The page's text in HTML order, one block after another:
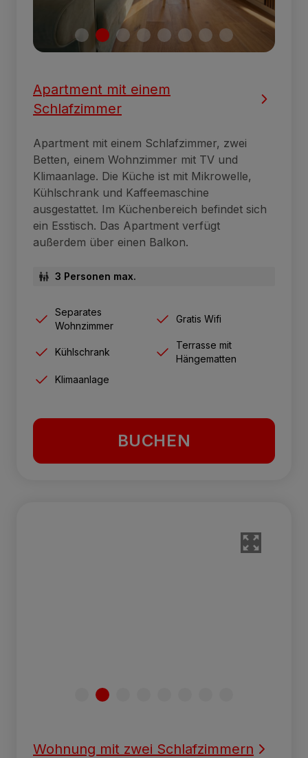
Apartment mit einem
Schlafzimmer
Apartment mit einem Schlafzimmer, zwei
Betten, einem Wohnzimmer mit TV und
Klimaanlage. Die Küche ist mit Mikrowelle,
Kühlschrank und Kaffeemaschine
ausgestattet. Im Küchenbereich befindet sich
ein Esstisch. Das Apartment verfügt
außerdem über einen Balkon.
3 Personen max.
Separates
Wohnzimmer
Gratis Wifi
Kühlschrank
Terrasse mit
Hängematten
Klimaanlage
BUCHEN
Wohnung mit zwei Schlafzimmern